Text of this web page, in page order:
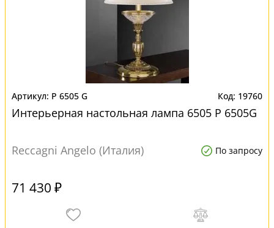
P 6505 G 19760
Интерьерная настольная лампа 6505 P 6505G
Reccagni Angelo (Италия) По запросу
71 430 ₽